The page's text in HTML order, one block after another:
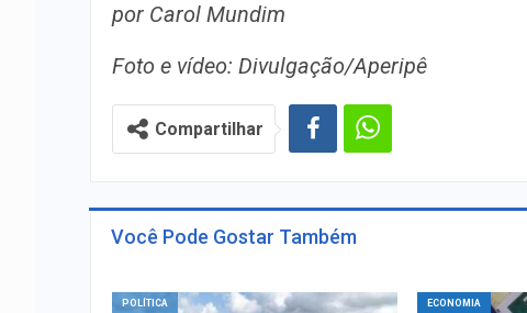
por Carol Mundim
Foto e vídeo: Divulgação/Aperipê
Compartilhar
Você Pode Gostar Também
POLÍTICA ECONOMIA